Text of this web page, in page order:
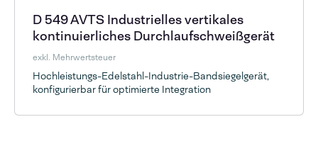
D 549 AVTS Industrielles vertikales
kontinuierliches Durchlaufschweißgerät
exkl. Mehrwertsteuer
Hochleistungs-Edelstahl-Industrie-Bandsiegelgerät,
konfigurierbar für optimierte Integration